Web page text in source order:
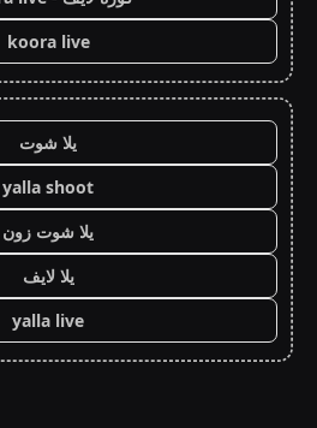
koora live
يلا شوت
yalla shoot
يلا شوت زون
يلا لايف
yalla live